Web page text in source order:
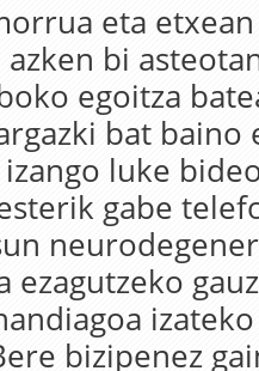
eta
azken bi
egoitza
bat baino
luke
gabe
ezagutzeko
bizipenez